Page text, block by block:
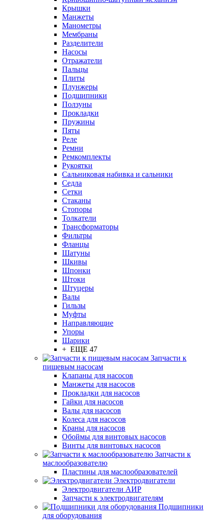
Крышки
Манжеты
Манометры
Мембраны
Разделители
Насосы
Отражатели
Пальцы
Плиты
Плунжеры
Подшипники
Ползуны
Прокладки
Пружины
Пяты
Реле
Ремни
Ремкомплекты
Рукоятки
Сальниковая набивка и сальники
Седла
Сетки
Стаканы
Стопоры
Толкатели
Трансформаторы
Фильтры
Фланцы
Шатуны
Шкивы
Шпонки
Штоки
Штуцеры
Валы
Гильзы
Муфты
Направляющие
Упоры
Шарики
+ ЕЩЕ 47
Запчасти к
пищевым насосам
Клапаны для насосов
Манжеты для насосов
Прокладки для насосов
Гайки для насосов
Валы для насосов
Колеса для насосов
Краны для насосов
Обоймы для винтовых насосов
Винты для винтовых насосов
Запчасти к
маслообразователю
Пластины для маслообразователей
Электродвигатели
Электродвигатели АИР
Запчасти к электродвигателям
Подшипники
для оборудования